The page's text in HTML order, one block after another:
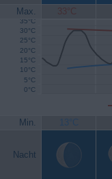
Max. 33°C
0°C
5°C
10°C
15°C
20°C
25°C
30°C
35°C
Min. 13°C
Nacht